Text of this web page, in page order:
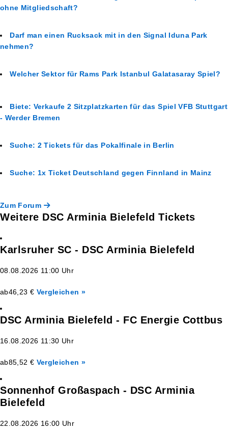
ohne Mitgliedschaft?
Darf man einen Rucksack mit in den Signal Iduna Park
nehmen?
Welcher Sektor für Rams Park Istanbul Galatasaray Spiel?
Biete: Verkaufe 2 Sitzplatzkarten für das Spiel VFB Stuttgart
- Werder Bremen
Suche: 2 Tickets für das Pokalfinale in Berlin
Suche: 1x Ticket Deutschland gegen Finnland in Mainz
Zum Forum
Weitere DSC Arminia Bielefeld Tickets
Karlsruher SC - DSC Arminia Bielefeld
08.08.2026 11:00 Uhr
ab46,23 € Vergleichen »
DSC Arminia Bielefeld - FC Energie Cottbus
16.08.2026 11:30 Uhr
ab85,52 € Vergleichen »
Sonnenhof Großaspach - DSC Arminia
Bielefeld
22.08.2026 16:00 Uhr